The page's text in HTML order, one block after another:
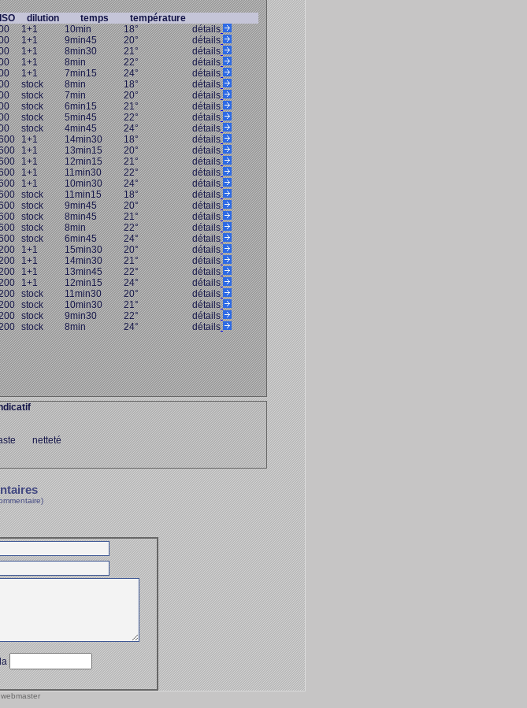
ISO dilution temps
température
1+1 10min 18°
détails
1+1 9min45 20°
détails
1+1 8min30 21°
détails
1+1 8min 22°
détails
1+1 7min15 24°
détails
stock 8min 18°
détails
stock 7min 20°
détails
stock 6min15 21°
détails
stock 5min45 22°
détails
stock 4min45 24°
détails
1+1 14min30 18°
détails
1+1 13min15 20°
détails
1+1 12min15 21°
détails
1+1 11min30 22°
détails
1+1 10min30 24°
détails
stock 11min15 18°
détails
stock 9min45 20°
détails
stock 8min45 21°
détails
stock 8min 22°
détails
stock 6min45 24°
détails
1+1 15min30 20°
détails
1+1 14min30 21°
détails
1+1 13min45 22°
détails
1+1 12min15 24°
détails
stock 11min30 20°
détails
stock 10min30 21°
détails
stock 9min30 22°
détails
stock 8min 24° détails
netteté